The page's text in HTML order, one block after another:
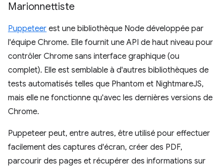
Marionnettiste
Puppeteer est une bibliothèque Node développée par
l'équipe Chrome. Elle fournit une API de haut niveau pour
contrôler Chrome sans interface graphique (ou
complet). Elle est semblable à d'autres bibliothèques de
tests automatisés telles que Phantom et NightmareJS,
mais elle ne fonctionne qu'avec les dernières versions de
Chrome.
Puppeteer peut, entre autres, être utilisé pour effectuer
facilement des captures d'écran, créer des PDF,
parcourir des pages et récupérer des informations sur